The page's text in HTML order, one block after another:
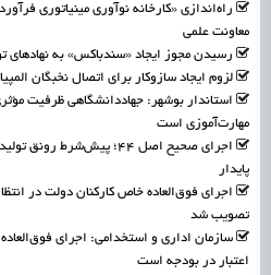
راه‌اندازی «کارخانه نوآوری مینیاتوری
معاونت علمی
رسیدن مجوز ایجاد «سندباکس» به نهادهای
لزوم ایجاد سازوکار برای اتصال نخبگان
استاندار بوشهر: جهاددانشگاهی ظرفیت
مهارت‌آموزی است
اجرای صحیح اصل ۴۴؛ پیش‌شرط
پایدار
اجرای فوق‌العاده خاص کارکنان دولت در
تصویب شد
سازمان اداری و استخدامی: اجرای
اعتبار در بودجه است